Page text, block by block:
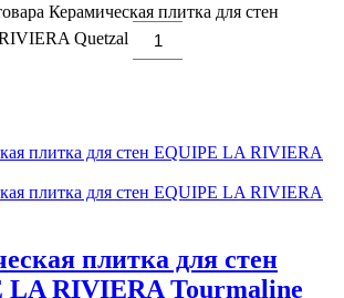
Керамическая плитка для стен
Quetzal
плитка для стен
LA RIVIERA Tourmaline